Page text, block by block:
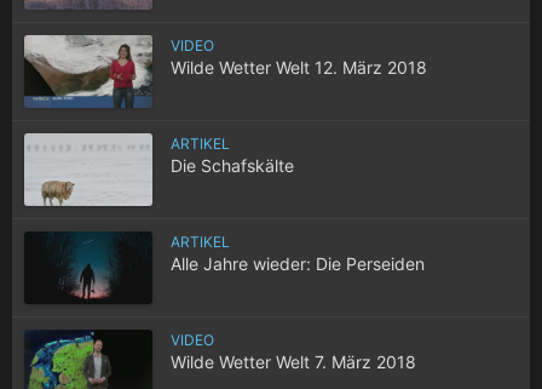
VIDEO
Wilde Wetter Welt 12. März 2018
ARTIKEL
Die Schafskälte
ARTIKEL
Alle Jahre wieder: Die Perseiden
VIDEO
Wilde Wetter Welt 7. März 2018